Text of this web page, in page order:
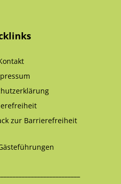
zur Barrierefreiheit